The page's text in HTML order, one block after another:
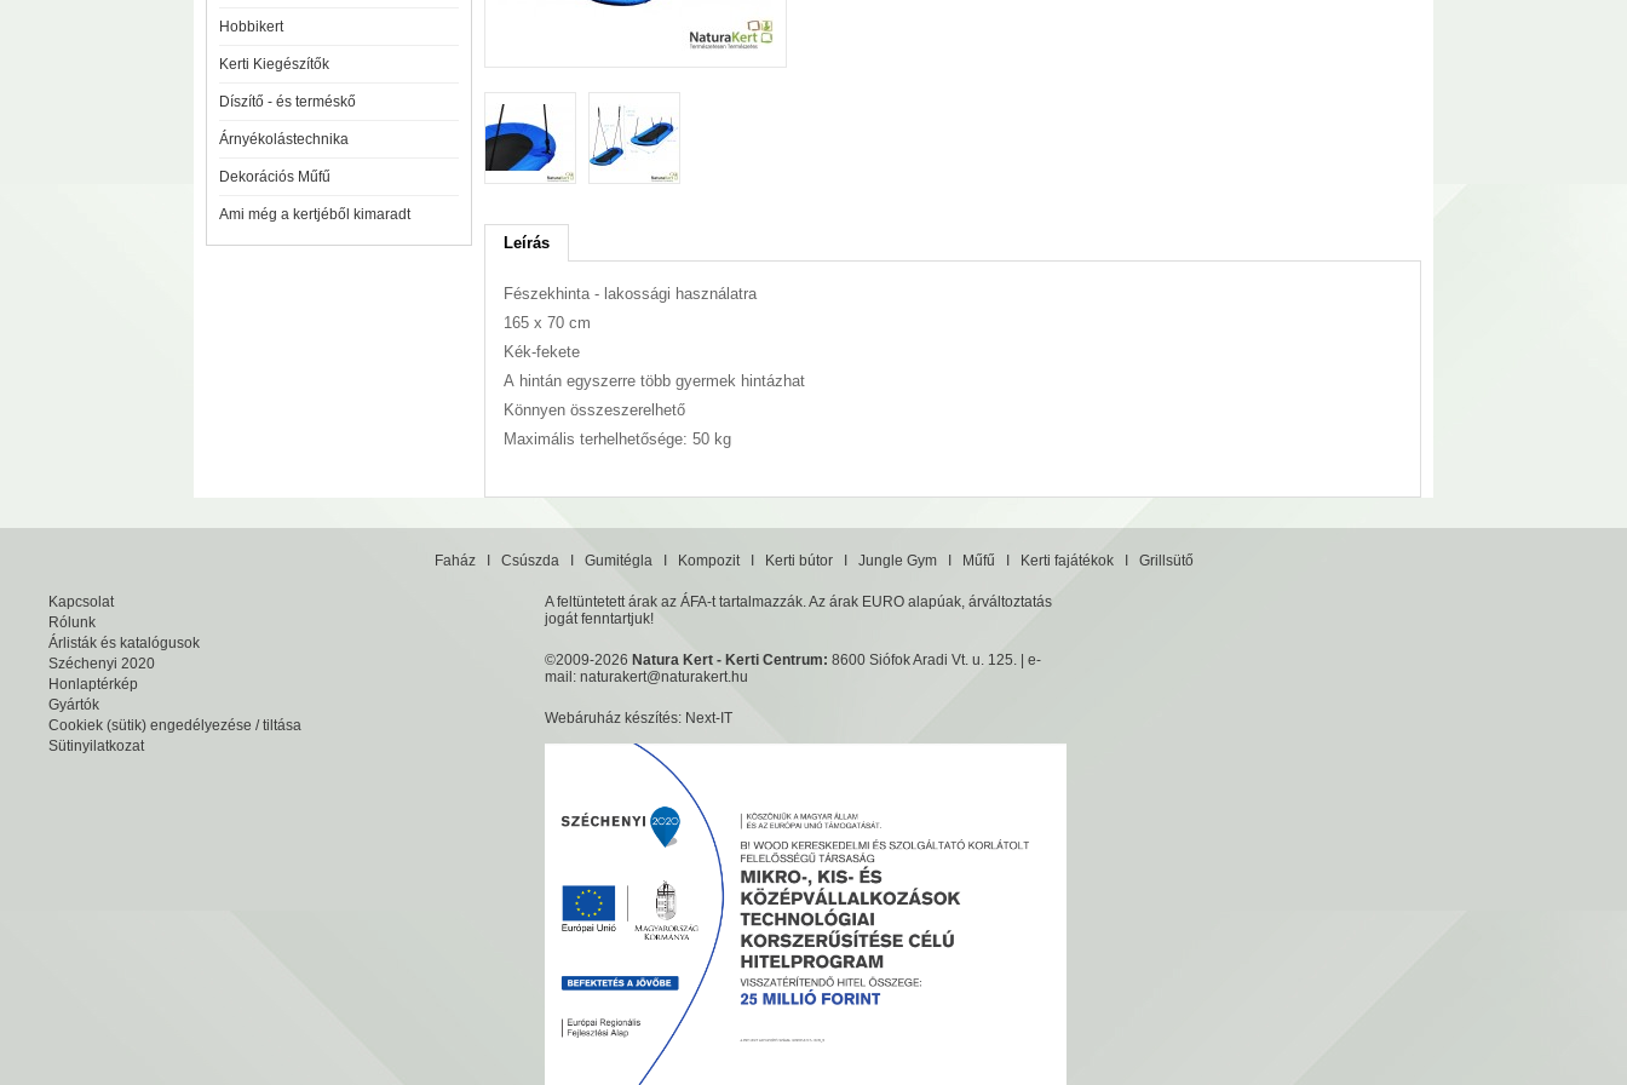
Hobbikert
Kerti Kiegészítők
Díszítő - és terméskő
Árnyékolástechnika
Dekorációs Műfű
Ami még a kertjéből kimaradt
Leírás
Fészekhinta - lakossági használatra
165 x 70 cm
Kék-fekete
A hintán egyszerre több gyermek hintázhat
Könnyen összeszerelhető
Maximális terhelhetősége: 50 kg
FaházI CsúszdaI GumitéglaI KompozitI Kerti bútorI Jungle GymI Műfű Kerti fajátékokI Grillsütő
Kapcsolat
Rólunk
Árlisták és katalógusok
Széchenyi 2020
Honlaptérkép
Gyártók
Cookiek (sütik) engedélyezése / tiltása
Sütinyilatkozat
A feltüntetett árak az ÁFA-t tartalmazzák. Az árak EURO alapúak, árváltoztatás
jogát fenntartjuk!
©2009-2026 Natura Kert - Kerti Centrum: 8600 Siófok Aradi Vt. u. 125. | e-
mail:naturakert@naturakert.hu
Webáruház készítés: Next-IT